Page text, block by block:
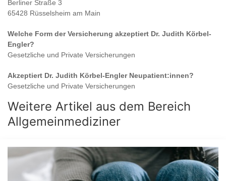
Berliner Straße 3
65428 Rüsselsheim am Main
Welche Form der Versicherung akzeptiert Dr. Judith Körbel-
Engler?
Gesetzliche und Private Versicherungen
Akzeptiert Dr. Judith Körbel-EnglerNeupatient:innen?
Gesetzliche und Private Versicherungen
Weitere Artikel aus dem Bereich
Allgemeinmediziner